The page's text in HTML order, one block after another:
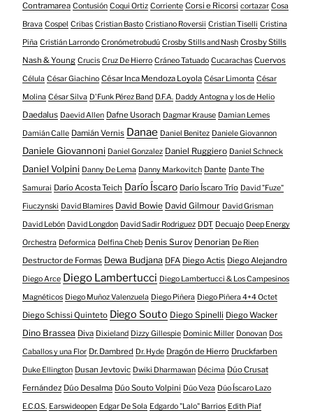
Contramarea Contusión Coqui Ortiz Corriente Corsi e Ricorsi cortazar Cosa
Brava Cospel Cribas Cristian Basto Cristiano Roversii Cristian Tiselli Cristina
Piña Cristián Larrondo Cronómetrobudú Crosby Stills and Nash Crosby Stills
Nash & Young Crucis Cruz De Hierro Cráneo Tatuado Cucarachas Cuervos
Célula César Giachino César Inca Mendoza Loyola César Limonta César
Molina César Silva D'Funk Pérez Band D.F.A. Daddy Antogna y los de Helio
Daedalus Daevid Allen Dafne Usorach Dagmar Krause Damian Lemes
Damián Calle Damián Vernis Danae Daniel Benitez Daniele Giovannon
Daniele Giovannoni Daniel Gonzalez Daniel Ruggiero Daniel Schneck
Daniel Volpini Danny De Lema Danny Markovitch Dante Dante The
Samurai Darío Acosta Teich Darío Íscaro Darío Íscaro Trío David "Fuze"
Fiuczynski David Blamires David Bowie David Gilmour David Grisman
David Lebón David Longdon David Sadir Rodriguez DDT Decuajo Deep Energy
Orchestra Deformica Delfina Cheb Denis Surov Denorian De Rien
Destructor de Formas Dewa Budjana DFA Diego Actis Diego Alejandro
Diego Arce Diego Lambertucci Diego Lambertucci & Los Campesinos
Magnéticos Diego Muñoz Valenzuela Diego Piñera Diego Piñera 4+4 Octet
Diego Schissi Quinteto Diego Souto Diego Spinelli Diego Wacker
Dino Brassea Diva Dixieland Dizzy Gillespie Dominic Miller Donovan Dos
Caballos y una Flor Dr. Dambred Dr. Hyde Dragón de Hierro Druckfarben
Duke Ellington Dusan Jevtovic Dwiki Dharmawan Décima Dúo Crusat
Fernández Dúo Desalma Dúo Souto Volpini Dúo Veza Dúo Íscaro Lazo
E.C.O.S. Earswideopen Edgar De Sola Edgardo "Lalo" Barrios Edith Piaf